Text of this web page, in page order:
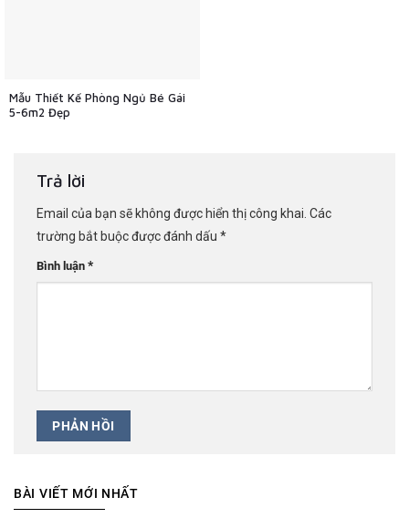
Mẫu Thiết Kế Phòng Ngủ Bé Gái
5-6m2 Đẹp
Trả lời
Email của bạn sẽ không được hiển thị công khai. Các
trường bắt buộc được đánh dấu *
Bình luận *
BÀI VIẾT MỚI NHẤT